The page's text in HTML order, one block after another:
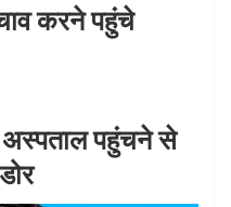
करने पहुंचे
अस्पताल पहुंचने से